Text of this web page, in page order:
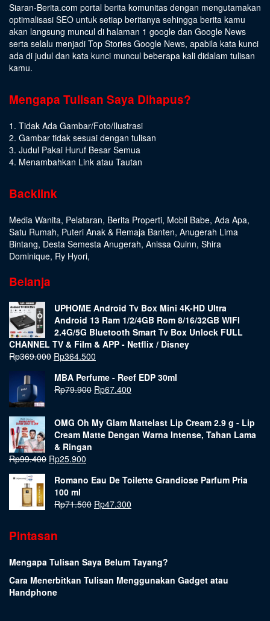
Siaran-Berita.com portal berita komunitas dengan mengutamakan
optimalisasi SEO untuk setiap beritanya sehingga berita kamu
akan langsung muncul di halaman 1 google dan Google News
serta selalu menjadi Top Stories Google News, apabila kata kunci
ada di judul dan kata kunci muncul beberapa kali didalam tulisan
kamu.
Mengapa Tulisan Saya Dihapus?
1. Tidak Ada Gambar/Foto/Ilustrasi
2. Gambar tidak sesuai dengan tulisan
3. Judul Pakai Huruf Besar Semua
4. Menambahkan Link atau Tautan
Backlink
Media Wanita, Pelataran, Berita Properti, Mobil Babe, Ada Apa,
Satu Rumah, Puteri Anak & Remaja Banten, Anugerah Lima
Bintang, Desta Semesta Anugerah, Anissa Quinn, Shira
Dominique, Ry Hyori,
Belanja
UPHOME Android Tv Box Mini 4K-HD Ultra
Android 13 Ram 1/2/4GB Rom 8/16/32GB WIFI
2.4G/5G Bluetooth Smart Tv Box Unlock FULL
CHANNEL TV & Film & APP - Netflix / Disney
Rp369.000 Rp364.500
MBA Perfume - Reef EDP 30ml
Rp79.900 Rp67.400
OMG Oh My Glam Mattelast Lip Cream 2.9 g - Lip
Cream Matte Dengan Warna Intense, Tahan Lama
& Ringan
Rp99.400 Rp25.900
Romano Eau De Toilette Grandiose Parfum Pria
100 ml
Rp71.500 Rp47.300
Pintasan
Mengapa Tulisan Saya Belum Tayang?
Cara Menerbitkan Tulisan Menggunakan Gadget atau
Handphone